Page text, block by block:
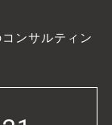
ンサルティン